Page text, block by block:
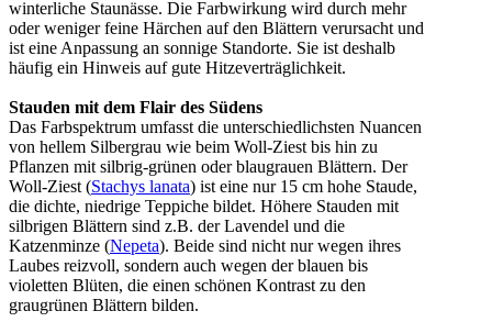
winterliche Staunässe. Die Farbwirkung wird durch mehr
oder weniger feine Härchen auf den Blättern verursacht und
ist eine Anpassung an sonnige Standorte. Sie ist deshalb
häufig ein Hinweis auf gute Hitzeverträglichkeit.
Stauden mit dem Flair des Südens
Das Farbspektrum umfasst die unterschiedlichsten Nuancen
von hellem Silbergrau wie beim Woll-Ziest bis hin zu
Pflanzen mit silbrig-grünen oder blaugrauen Blättern. Der
Woll-Ziest (Stachys lanata) ist eine nur 15 cm hohe Staude,
die dichte, niedrige Teppiche bildet. Höhere Stauden mit
silbrigen Blättern sind z.B. der Lavendel und die
Katzenminze (Nepeta). Beide sind nicht nur wegen ihres
Laubes reizvoll, sondern auch wegen der blauen bis
violetten Blüten, die einen schönen Kontrast zu den
graugrünen Blättern bilden.